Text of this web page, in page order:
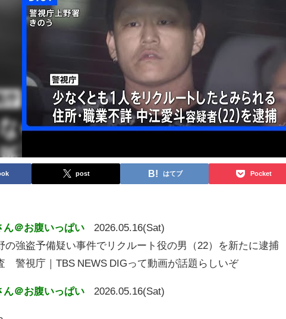
post はてブ Pocket
ん＠お腹いっぱい
2026.05.16(Sat)
の強盗予備疑い事件でリクルート役の男（22）を新たに逮
警視庁｜TBS NEWS DIGって動画が話題らしいぞ
ん＠お腹いっぱい 2026.05.16(Sat)